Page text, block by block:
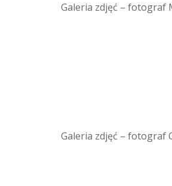
Galeria zdjęć – fotograf
Galeria zdjęć – fotograf